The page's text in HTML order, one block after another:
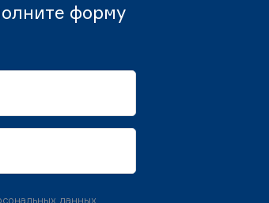
форму
данных